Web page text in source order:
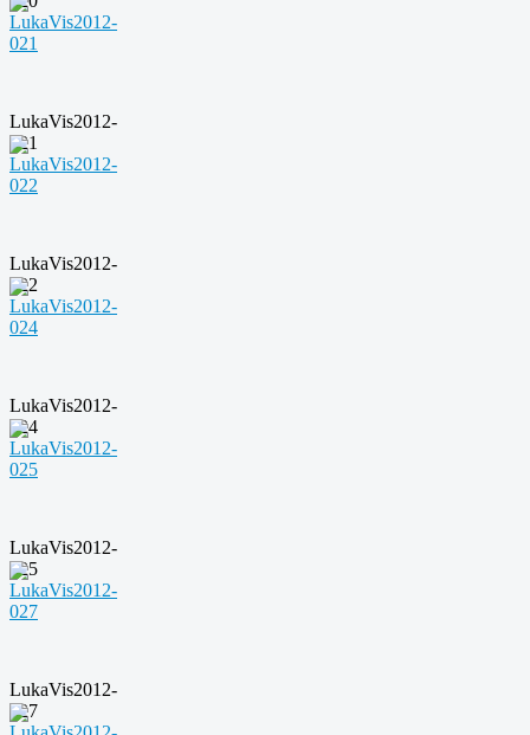
LukaVis2012-
021
LukaVis2012-
022
LukaVis2012-
024
LukaVis2012-
025
LukaVis2012-
027